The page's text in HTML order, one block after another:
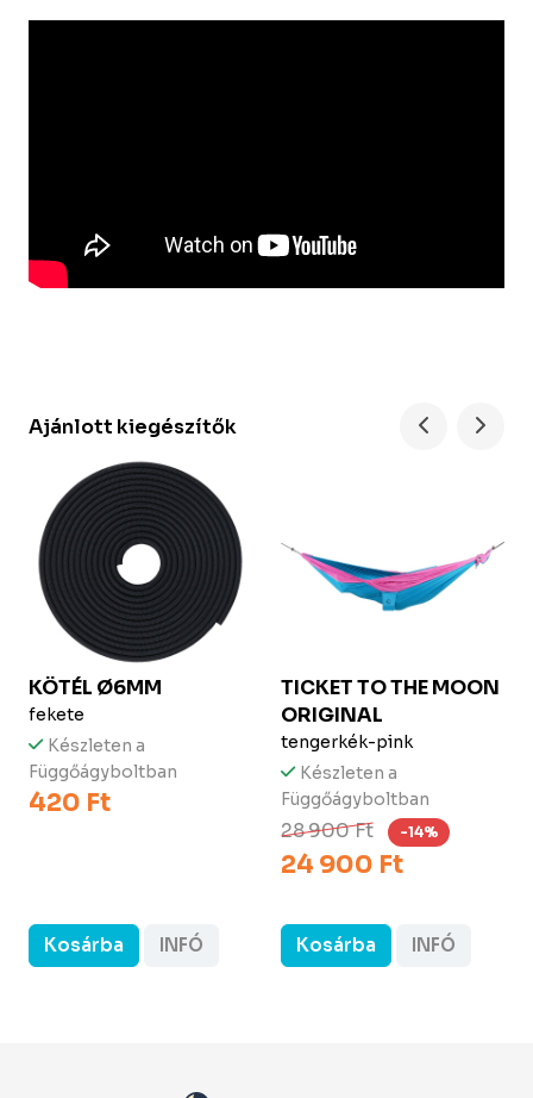
Ajánlott kiegészítők
KÖTÉL Ø6MM
fekete
Készleten a
Függőágyboltban
420 Ft
Kosárba INFÓ
TICKET TO THE MOON
ORIGINAL
tengerkék-pink
Készleten a
Függőágyboltban
28 900 Ft -14%
24 900 Ft
Kosárba INFÓ